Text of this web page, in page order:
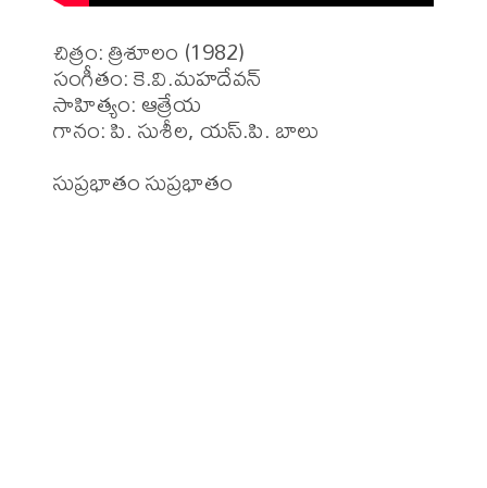
చిత్రం: త్రిశూలం (1982)
సంగీతం: కె.వి.మహదేవన్
సాహిత్యం: ఆత్రేయ
గానం: పి. సుశీల, యస్.పి. బాలు
సుప్రభాతం సుప్రభాతం